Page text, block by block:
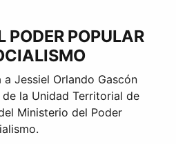
PODER POPULAR
Jessiel Orlando Gascón
la Unidad Territorial de
Ministerio del Poder